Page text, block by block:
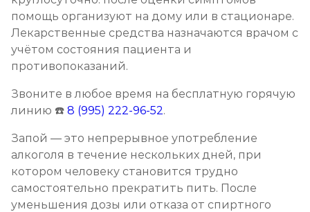
помощь организуют на дому или в стационаре.
Лекарственные средства назначаются врачом с
учётом состояния пациента и
противопоказаний.
Звоните в любое время на бесплатную горячую
линию ☎️ 8 (995) 222-96-52.
Запой — это непрерывное употребление
алкоголя в течение нескольких дней, при
котором человеку становится трудно
самостоятельно прекратить пить. После
уменьшения дозы или отказа от спиртного